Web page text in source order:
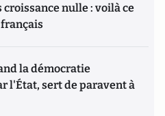
croissance nulle : voilà ce
la démocratie
l'État, sert de paravent à